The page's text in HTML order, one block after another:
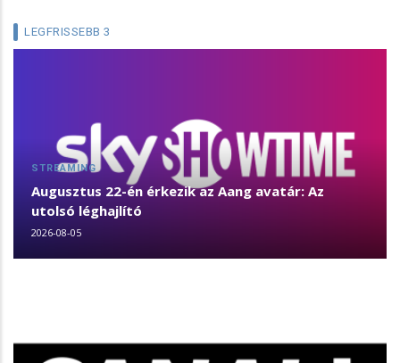
LEGFRISSEBB 3
STREAMING
Augusztus 22-én érkezik az Aang avatár: Az
utolsó léghajlító
2026-08-05